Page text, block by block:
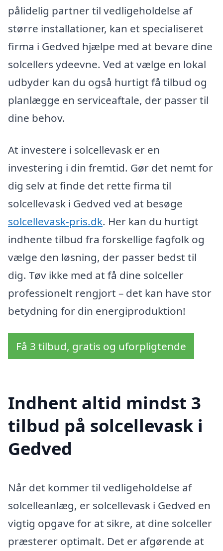
pålidelig partner til vedligeholdelse af
større installationer, kan et specialiseret
firma i Gedved hjælpe med at bevare dine
solcellers ydeevne. Ved at vælge en lokal
udbyder kan du også hurtigt få tilbud og
planlægge en serviceaftale, der passer til
dine behov.
At investere i solcellevask er en
investering i din fremtid. Gør det nemt for
dig selv at finde det rette firma til
solcellevask i Gedved ved at besøge
solcellevask-pris.dk. Her kan du hurtigt
indhente tilbud fra forskellige fagfolk og
vælge den løsning, der passer bedst til
dig. Tøv ikke med at få dine solceller
professionelt rengjort – det kan have stor
betydning for din energiproduktion!
Få 3 tilbud, gratis og uforpligtende
Indhent altid mindst 3
tilbud på solcellevask i
Gedved
Når det kommer til vedligeholdelse af
solcelleanlæg, er solcellevask i Gedved en
vigtig opgave for at sikre, at dine solceller
præsterer optimalt. Det er afgørende at